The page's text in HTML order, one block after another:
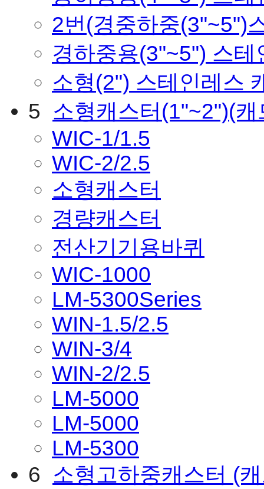
2번(경중하중(3"~5")
경하중용(3"~5") 스테
소형(2") 스테인레스
5
소형캐스터(1"~2")(캐
WIC-1/1.5
WIC-2/2.5
소형캐스터
경량캐스터
전산기기용바퀴
WIC-1000
LM-5300Series
WIN-1.5/2.5
WIN-3/4
WIN-2/2.5
LM-5000
LM-5000
LM-5300
6
소형고하중캐스터 (